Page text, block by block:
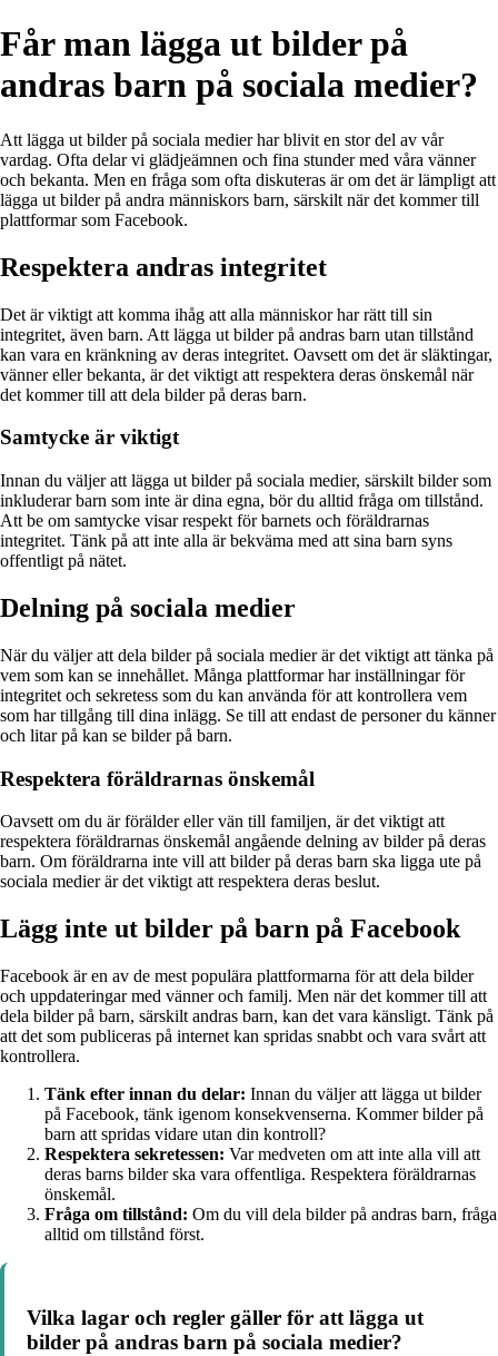
Får man lägga ut bilder på
andras barn på sociala medier?
Att lägga ut bilder på sociala medier har blivit en stor del av vår
vardag. Ofta delar vi glädjeämnen och fina stunder med våra vänner
och bekanta. Men en fråga som ofta diskuteras är om det är lämpligt att
lägga ut bilder på andra människors barn, särskilt när det kommer till
plattformar som Facebook.
Respektera andras integritet
Det är viktigt att komma ihåg att alla människor har rätt till sin
integritet, även barn. Att lägga ut bilder på andras barn utan tillstånd
kan vara en kränkning av deras integritet. Oavsett om det är släktingar,
vänner eller bekanta, är det viktigt att respektera deras önskemål när
det kommer till att dela bilder på deras barn.
Samtycke är viktigt
Innan du väljer att lägga ut bilder på sociala medier, särskilt bilder som
inkluderar barn som inte är dina egna, bör du alltid fråga om tillstånd.
Att be om samtycke visar respekt för barnets och föräldrarnas
integritet. Tänk på att inte alla är bekväma med att sina barn syns
offentligt på nätet.
Delning på sociala medier
När du väljer att dela bilder på sociala medier är det viktigt att tänka på
vem som kan se innehållet. Många plattformar har inställningar för
integritet och sekretess som du kan använda för att kontrollera vem
som har tillgång till dina inlägg. Se till att endast de personer du känner
och litar på kan se bilder på barn.
Respektera föräldrarnas önskemål
Oavsett om du är förälder eller vän till familjen, är det viktigt att
respektera föräldrarnas önskemål angående delning av bilder på deras
barn. Om föräldrarna inte vill att bilder på deras barn ska ligga ute på
sociala medier är det viktigt att respektera deras beslut.
Lägg inte ut bilder på barn på Facebook
Facebook är en av de mest populära plattformarna för att dela bilder
och uppdateringar med vänner och familj. Men när det kommer till att
dela bilder på barn, särskilt andras barn, kan det vara känsligt. Tänk på
att det som publiceras på internet kan spridas snabbt och vara svårt att
kontrollera.
Tänk efter innan du delar: Innan du väljer att lägga ut bilder
på Facebook, tänk igenom konsekvenserna. Kommer bilder på
barn att spridas vidare utan din kontroll?
Respektera sekretessen: Var medveten om att inte alla vill att
deras barns bilder ska vara offentliga. Respektera föräldrarnas
önskemål.
Fråga om tillstånd: Om du vill dela bilder på andras barn, fråga
alltid om tillstånd först.
Vilka lagar och regler gäller för att lägga ut
bilder på andras barn på sociala medier?